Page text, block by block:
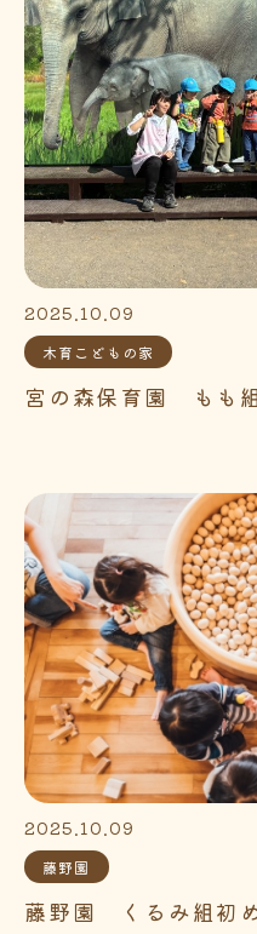
2025.10.09
木育こどもの家
宮の森保育園 もも
2025.10.09
藤野園
藤野園 くるみ組初